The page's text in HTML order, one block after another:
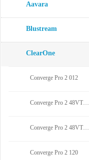
Aavara
Blustream
ClearOne
Converge Pro 2 012
Converge Pro 2 48VT…
Converge Pro 2 48VT…
Converge Pro 2 120